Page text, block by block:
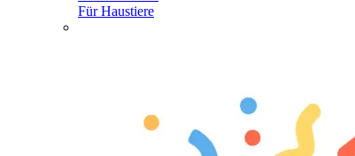
Für Haustiere